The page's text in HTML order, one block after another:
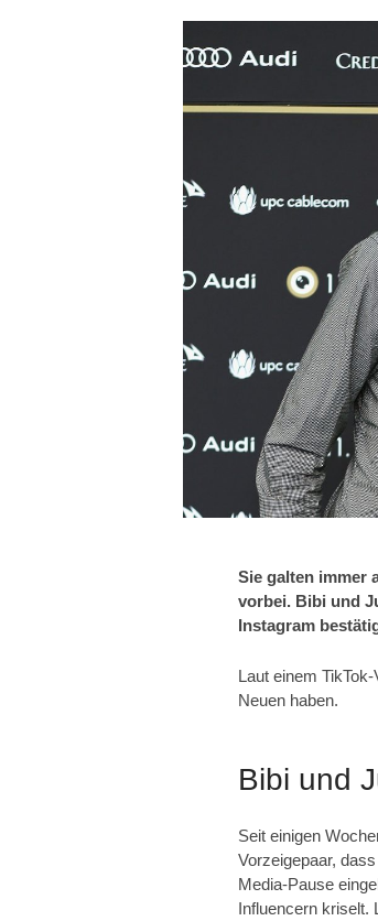
Sie galten immer
vorbei. Bibi und
Instagram
Laut einem
Neuen haben.
Bibi und
Seit einigen
Vorzeigepaar,
Media-Pause
Influencern kriselt.